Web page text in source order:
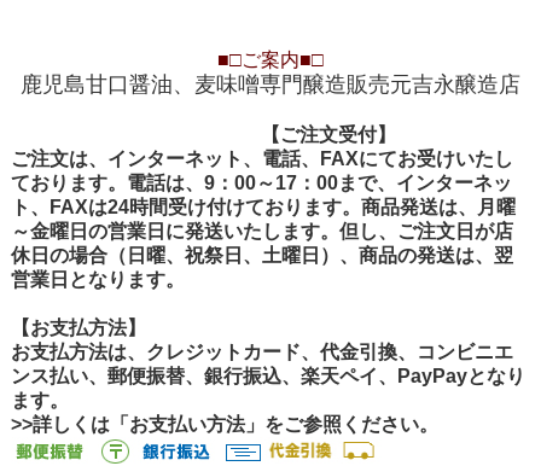
■□ご案内■□
鹿児島甘口醤油、麦味噌専門醸造販売元吉永醸造店
【ご注文受付】
ご注文は、インターネット、電話、FAXにてお受けいたし
ております。電話は、9：00～17：00まで、インターネッ
ト、FAXは24時間受け付けております。商品発送は、月曜
～金曜日の営業日に発送いたします。但し、ご注文日が店
休日の場合（日曜、祝祭日、土曜日）、商品の発送は、翌
営業日となります。
【お支払方法】
お支払方法は、クレジットカード、代金引換、コンビニエ
ンス払い、郵便振替、銀行振込、楽天ペイ、PayPayとなり
ます。
>>詳しくは「お支払い方法」をご参照ください。